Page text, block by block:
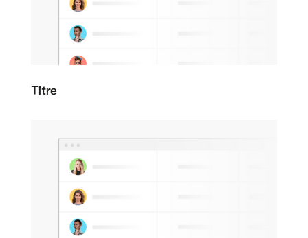
Titre